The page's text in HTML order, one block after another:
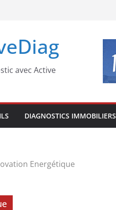
avec Active
DIAGNOSTICS IMMOBILIERS
Energétique